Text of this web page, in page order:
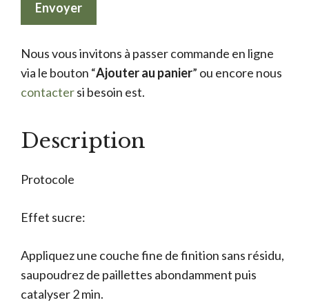
Nous vous invitons à passer commande en ligne
via le bouton “Ajouter au panier” ou encore nous
contactersi besoin est.
Description
Protocole
Effet sucre:
Appliquez une couche fine de finition sans résidu,
saupoudrez de paillettes abondamment puis
catalyser 2 min.